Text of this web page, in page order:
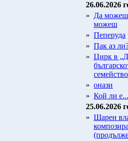
26.06.2026
» Да можеш
можеш
» Пеперуда
» Пак аз
» Цирк в
семейство
» онази
» Кой ли
25.06.2026
» Шарен